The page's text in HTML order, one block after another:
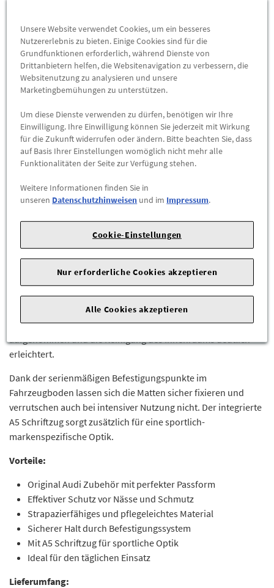
Abholung
Preis inkl.19%MwSt.
Abholbar andiesen Standorten
-
Max. Bestellmenge:1
ZUM WARENKORB HINZUFÜGEN
Herstellerangaben: AUDI AG |Auto-Union-Str. 1 |
Ingolstadt |
Schmutz und Abnutzung. Sie sind exakt auf die Bodenmaße
der Audi A5 und RS5 Modelle (B8-PA) abgestimmt und fügen
sich harmonisch in das Interieur ein.
Das robuste Gummimaterial ist besonders langlebig,
pflegeleicht und kann bei Bedarf einfach gereinigt werden.
Durch die strukturierte Oberfläche wird Schmutz effektiv
aufgenommen und die Reinigung des Innenraums deutlich
erleichtert.
Dank der serienmäßigen Befestigungspunkte im
Fahrzeugboden lassen sich die Matten sicher fixieren und
verrutschen auch bei intensiver Nutzung nicht. Der integrierte
A5 Schriftzug sorgt zusätzlich für eine sportlich-
markenspezifische Optik.
Vorteile:
Original Audi Zubehör mit perfekter Passform
Effektiver Schutz vor Nässe und Schmutz
Strapazierfähiges und pflegeleichtes Material
Sicherer Halt durch Befestigungssystem
Mit A5 Schriftzug für sportliche Optik
Ideal für den täglichen Einsatz
Lieferumfang:
Unsere Website verwendet Cookies, um ein besseres
Nutzererlebnis zu bieten. Einige Cookies sind für die
Grundfunktionen erforderlich, während Dienste von
Drittanbietern helfen, die Websitenavigation zu verbessern, die
Websitenutzung zu analysieren und unsere
Marketingbemühungen zu unterstützen.
Um diese Dienste verwenden zu dürfen, benötigen wir Ihre
Einwilligung. Ihre Einwilligung können Sie jederzeit mit Wirkung
für die Zukunft widerrufen oder ändern. Bitte beachten Sie, dass
auf Basis Ihrer Einstellungen womöglich nicht mehr alle
Funktionalitäten der Seite zur Verfügung stehen.
Weitere Informationen finden Sie in
unseren Datenschutzhinweisen und im Impressum.
Cookie-Einstellungen
Nur erforderliche Cookies akzeptieren
Alle Cookies akzeptieren